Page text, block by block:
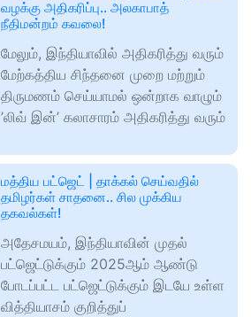
வழக்கு அதிகரிப்பு.. அலகாபாத்
நீதிமன்றம் கவலை!
மேலும், இந்தியாவில் அதிகரித்து வரும்
மேற்கத்திய சிந்தனை முறை மற்றும்
திருமணம் செய்யாமல் ஒன்றாக வாழும்
’லிவ் இன்’ கலாசாரம் அதிகரித்து வரும்
மத்திய பட்ஜெட் | தாக்கல் செய்வதில்
தமிழர்கள் சாதனை.. சில முக்கிய
தகவல்கள்!
அதேசமயம், இந்தியாவின் முதல்
பட்ஜெட்டுக்கும் 2025ஆம் ஆண்டு
போடப்பட்ட பட்ஜெட்டுக்கும் இடயே உள்ள
வித்தியாசம் குறித்துப்